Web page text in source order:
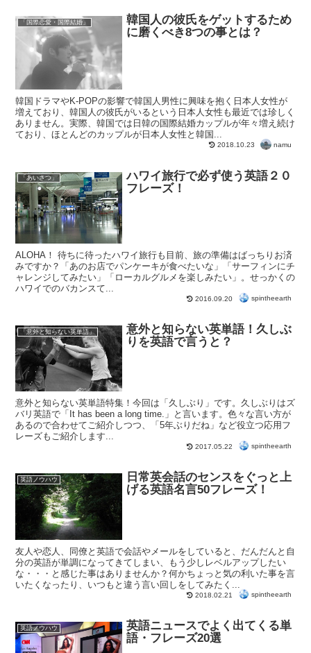
「国際恋愛・国際結婚」
韓国人の彼氏をゲットするため
に磨くべき8つの事とは？
韓国ドラマやK-POPの影響で韓国人男性に興味を抱く日本人女性が
増えており、韓国人の彼氏がいるという日本人女性も最近では珍しく
ありません。実際、韓国では日韓の国際結婚カップルが年々増え続け
ており、ほとんどのカップルが日本人女性と韓国...
2018.10.23 namu
「あいさつ」
ハワイ旅行で必ず使う英語２０
フレーズ！
ALOHA！ 待ちに待ったハワイ旅行も目前、旅の準備はばっちりお済
みですか？「あのお店でパンケーキが食べたいな」「サーフィンにチ
ャレンジしてみたい」「ローカルグルメを楽しみたい」。せっかくの
ハワイでのバカンスて...
2016.09.20 spintheearth
「意外と知らない英単語」
意外と知らない英単語！久しぶ
りを英語で言うと？
意外と知らない英単語特集！今回は「久しぶり」です。久しぶりはズ
バリ英語で「It has been a long time.」と言います。色々な言い方が
あるので合わせてご紹介しつつ、「5年ぶりだね」など役立つ応用フ
レーズもご紹介します...
2017.05.22 spintheearth
英語ノウハウ
日常英会話のセンスをぐっと上
げる英語名言50フレーズ！
友人や恋人、同僚と英語で会話やメールをしていると、だんだんと自
分の英語が単調になってきてしまい、もう少しレベルアップしたい
な・・・と感じた事はありませんか？何かちょっと気の利いた事を言
いたくなったり、いつもと違う言い回しをしてみたく...
2018.02.21 spintheearth
英語ノウハウ
英語ニュースでよく出てくる単
語・フレーズ20選